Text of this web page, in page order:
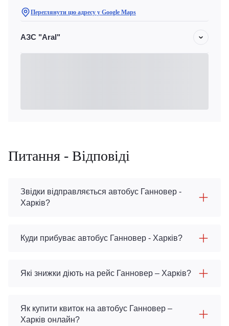
Переглянути цю адресу у Google Maps
АЗС "Aral"
Питання - Відповіді
Звідки відправляється автобус Ганновер -
Харків?
Куди прибуває автобус Ганновер - Харків?
Які знижки діють на рейс Ганновер – Харків?
Як купити квиток на автобус Ганновер –
Харків онлайн?